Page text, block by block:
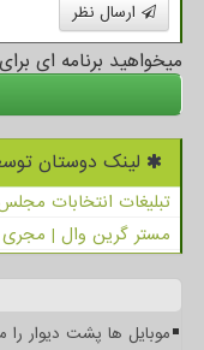
ارسال نظر
میخواهید برنامه ای
لینک دوستان
تبلیغات انتخابات
مستر گرین وال | مجری
موبایل ها پشت دیوار را